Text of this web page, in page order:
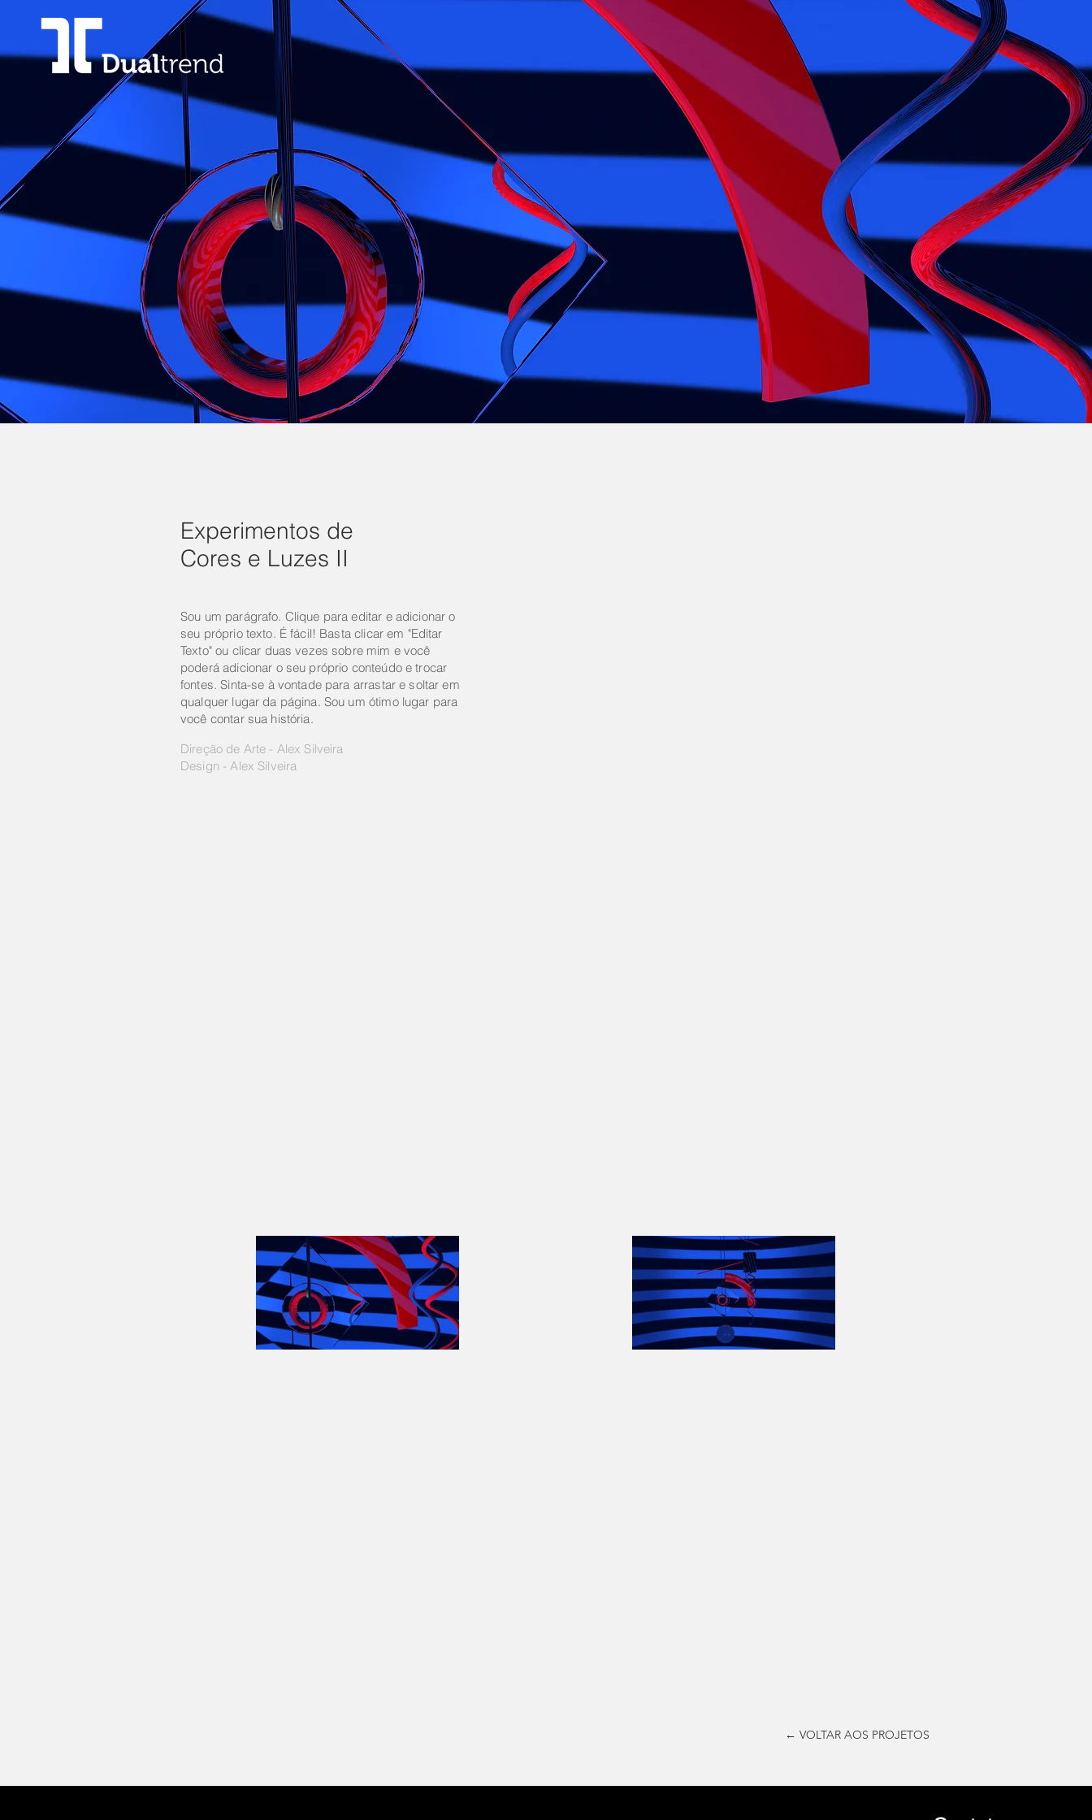
Experimentos de
Cores e Luzes II
Sou um parágrafo. Clique para editar e adicionar o
seu próprio texto. É fácil! Basta clicar em "Editar
Texto" ou clicar duas vezes sobre mim e você
poderá adicionar o seu próprio conteúdo e trocar
fontes. Sinta-se à vontade para arrastar e soltar em
qualquer lugar da página. Sou um ótimo lugar para
você contar sua história.
Direção de Arte - Alex Silveira
Design - Alex Silveira
← VOLTAR AOS PROJETOS